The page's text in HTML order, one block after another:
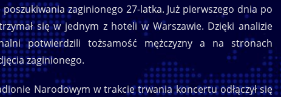
zaginionego 27-latka. Już pierwszego dnia po
się w jednym z hoteli w Warszawie. Dzięki analizie
potwierdzili tożsamość mężczyzny a na stronach
zaginionego.
Narodowym w trakcie trwania koncertu odłączył się